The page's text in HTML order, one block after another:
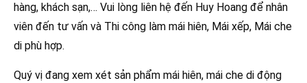
hàng, khách sạn,… Vui lòng liên hệ đến Huy Hoang để nhân
viên đến tư vấn và Thi công làm mái hiên, Mái xếp, Mái che
di phù hợp.
Quý vị đang xem xét sản phẩm mái hiên, mái che di động